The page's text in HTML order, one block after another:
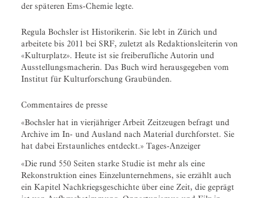
der späteren Ems-Chemie legte.
Regula Bochsler ist Historikerin. Sie lebt in Zürich und
arbeitete bis 2011 bei SRF, zuletzt als Redaktionsleiterin von
«Kulturplatz». Heute ist sie freiberufliche Autorin und
Ausstellungsmacherin. Das Buch wird herausgegeben vom
Institut für Kulturforschung Graubünden.
Commentaires de presse
«Bochsler hat in vierjähriger Arbeit Zeitzeugen befragt und
Archive im In- und Ausland nach Material durchforstet. Sie
hat dabei Erstaunliches entdeckt.» Tages-Anzeiger
«Die rund 550 Seiten starke Studie ist mehr als eine
Rekonstruktion eines Einzelunternehmens, sie erzählt auch
ein Kapitel Nachkriegsgeschichte über eine Zeit, die geprägt